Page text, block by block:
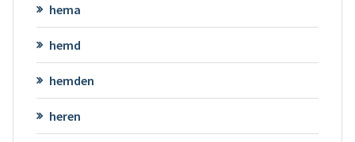
hema
hemd
hemden
heren